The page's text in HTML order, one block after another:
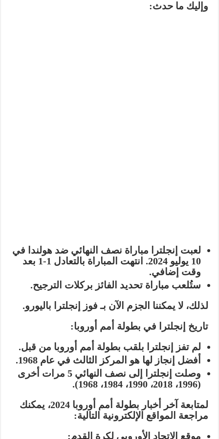
وإليك ما حدث:
لعبت إنجلترا مباراة نصف النهائي ضد هولندا في
10 يوليو 2024.
انتهت المباراة بالتعادل 1-1 بعد
وقت إضافي.
ستُلعب مباراة تحديد الفائز بركلات الترجيح.
لذلك، لا يمكننا الجزم الآن بـ فوز إنجلترا باليورو.
تاريخ إنجلترا في بطولة أمم أوروبا:
لم تفز إنجلترا بلقب بطولة أمم أوروبا من قبل.
أفضل إنجاز لها هو المركز الثالث في عام 1968.
وصلت إنجلترا إلى نصف النهائي 5 مرات أخرى
(1996، 2018، 1990، 1984، 1968).
لمتابعة آخر أخبار بطولة أمم أوروبا 2024، يمكنك
مراجعة المواقع الإلكترونية التالية:
موقع الاتحاد الأوروبي لكرة القدم: